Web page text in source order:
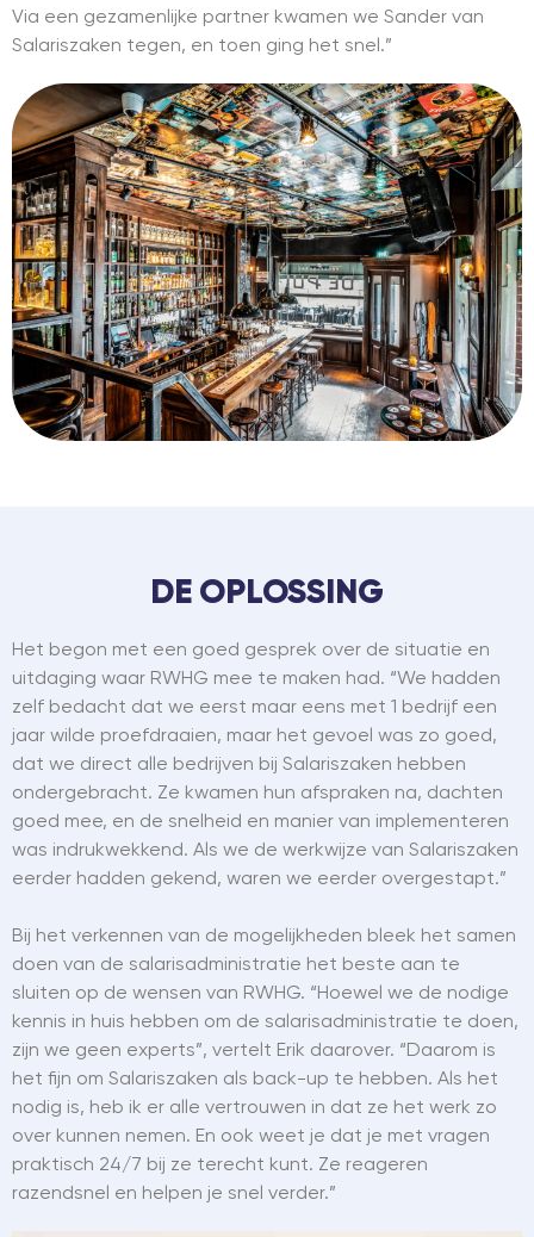
Via een gezamenlijke partner kwamen we Sander van
Salariszaken tegen, en toen ging het snel.”
DE OPLOSSING
Het begon met een goed gesprek over de situatie en
uitdaging waar RWHG mee te maken had. “We hadden
zelf bedacht dat we eerst maar eens met 1 bedrijf een
jaar wilde proefdraaien, maar het gevoel was zo goed,
dat we direct alle bedrijven bij Salariszaken hebben
ondergebracht. Ze kwamen hun afspraken na, dachten
goed mee, en de snelheid en manier van implementeren
was indrukwekkend. Als we de werkwijze van Salariszaken
eerder hadden gekend, waren we eerder overgestapt.”
Bij het verkennen van de mogelijkheden bleek het samen
doen van de salarisadministratie het beste aan te
sluiten op de wensen van RWHG. “Hoewel we de nodige
kennis in huis hebben om de salarisadministratie te doen,
zijn we geen experts”, vertelt Erik daarover. “Daarom is
het fijn om Salariszaken als back-up te hebben. Als het
nodig is, heb ik er alle vertrouwen in dat ze het werk zo
over kunnen nemen. En ook weet je dat je met vragen
praktisch 24/7 bij ze terecht kunt. Ze reageren
razendsnel en helpen je snel verder.”